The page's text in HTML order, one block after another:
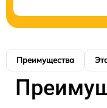
Преимущества